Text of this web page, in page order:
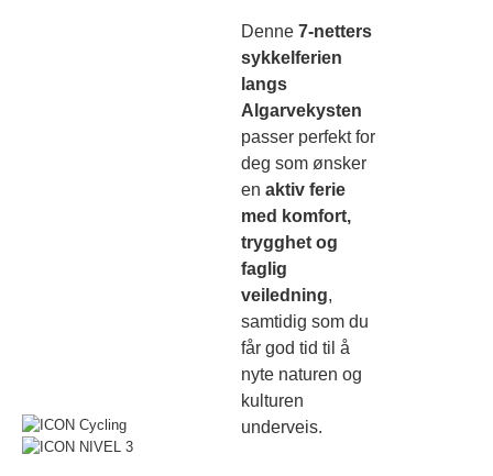
Denne 7-netters
sykkelferien
langs
Algarvekysten
passer perfekt for
deg som ønsker
en aktiv ferie
med komfort,
trygghet og
faglig
veiledning,
samtidig som du
får god tid til å
nyte naturen og
kulturen
underveis.